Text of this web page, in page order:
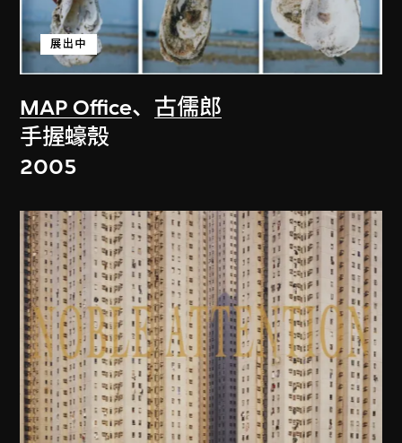
MAP Office、 古儒郎
展出中
手握蠔殼
2005